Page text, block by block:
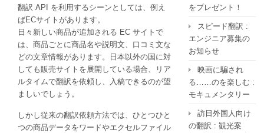
翻訳 API を利用するシーンとしては、例え
ばECサイトがあります。
日々新しい商品が追加される EC サイトで
は、商品ごとに商品名や説明文、口コミ文な
どの文章情報があります。日本以外の国に対
しても販売サイトを展開している場合、リア
ルタイムで翻訳を依頼し、入稿できるのが望
ましいでしょう。
しかし従来の翻訳依頼方法では、ひとつひと
つの商品データをワードやエクセルファイル
をプレゼント！
スピード翻訳 :
エンジニア募集の
お知らせ
映画に騙され
る……のを楽しむ :
モキュメンタリー
訪日外国人向け
の翻訳 : 観光案